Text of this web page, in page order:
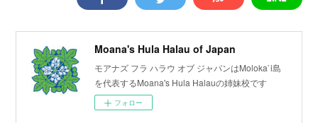
Moana's Hula Halau of Japan
モアナズ フラ ハラウ オブ ジャパンはMoloka`i島
を代表するMoana's Hula Halauの姉妹校です
フォロー